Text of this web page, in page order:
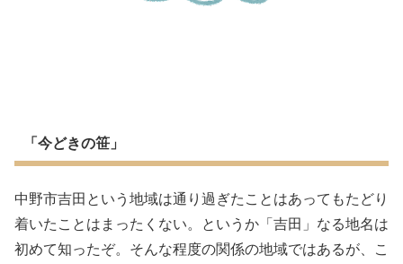
「今どきの笹」
中野市吉田という地域は通り過ぎたことはあってもたどり
着いたことはまったくない。というか「吉田」なる地名は
初めて知ったぞ。そんな程度の関係の地域ではあるが、こ